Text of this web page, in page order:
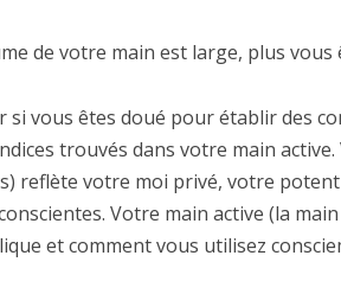
de votre main est large, plus
si vous êtes doué pour établir des
trouvés dans votre main
reflète votre moi privé, votre
Votre main active (la
et comment vous utilisez